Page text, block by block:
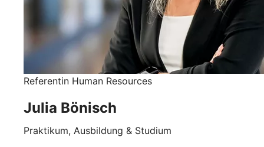
Referentin Human Resources
Julia Bönisch
Praktikum, Ausbildung & Studium